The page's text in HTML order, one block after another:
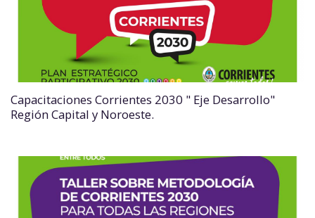
Capacitaciones Corrientes 2030 " Eje Desarrollo"
Región Capital y Noroeste.